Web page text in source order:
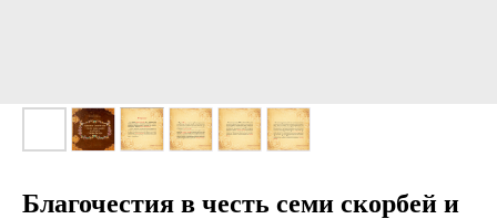
Благочестия в честь семи скорбей и